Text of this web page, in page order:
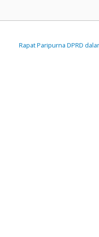
Rapat Paripurna DPRD